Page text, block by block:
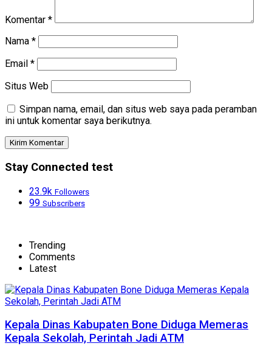
Komentar *
Nama *
Email *
Situs Web
Simpan nama, email, dan situs web saya pada peramban
ini untuk komentar saya berikutnya.
Stay Connected test
23.9k Followers
99 Subscribers
Trending
Comments
Latest
Kepala Dinas Kabupaten Bone Diduga Memeras
Kepala Sekolah, Perintah Jadi ATM